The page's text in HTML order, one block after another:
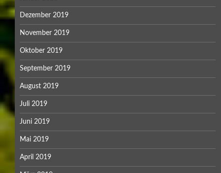
Dezember 2019
November 2019
Oktober 2019
September 2019
August 2019
Juli 2019
Juni 2019
Mai 2019
April 2019